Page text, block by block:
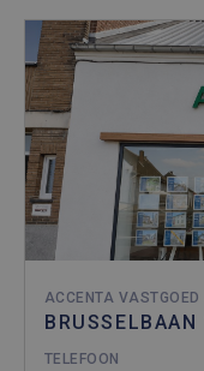
ACCENTA VASTGOED
TELEFOON